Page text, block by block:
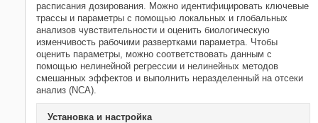
расписания дозирования. Можно идентифицировать ключевые
трассы и параметры с помощью локальных и глобальных
анализов чувствительности и оценить биологическую
изменчивость рабочими развертками параметра. Чтобы
оценить параметры, можно соответствовать данным с
помощью нелинейной регрессии и нелинейных методов
смешанных эффектов и выполнить неразделенный на отсеки
анализ (NCA).
Установка и настройка